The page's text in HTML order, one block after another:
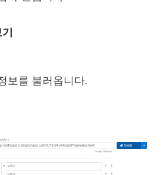
보를 불러옵니다.